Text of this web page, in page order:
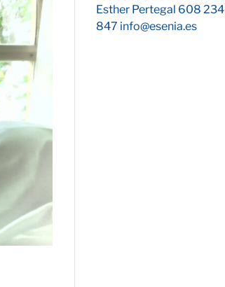
Esther Pertegal 608 234
847 info@esenia.es